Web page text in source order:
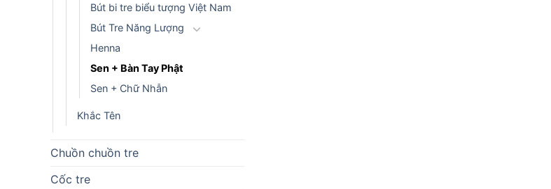
Bút bi tre biểu tượng Việt Nam
Bút Tre Năng Lượng
Henna
Sen + Bàn Tay Phật
Sen + Chữ Nhẫn
Khắc Tên
Chuồn chuồn tre
Cốc tre